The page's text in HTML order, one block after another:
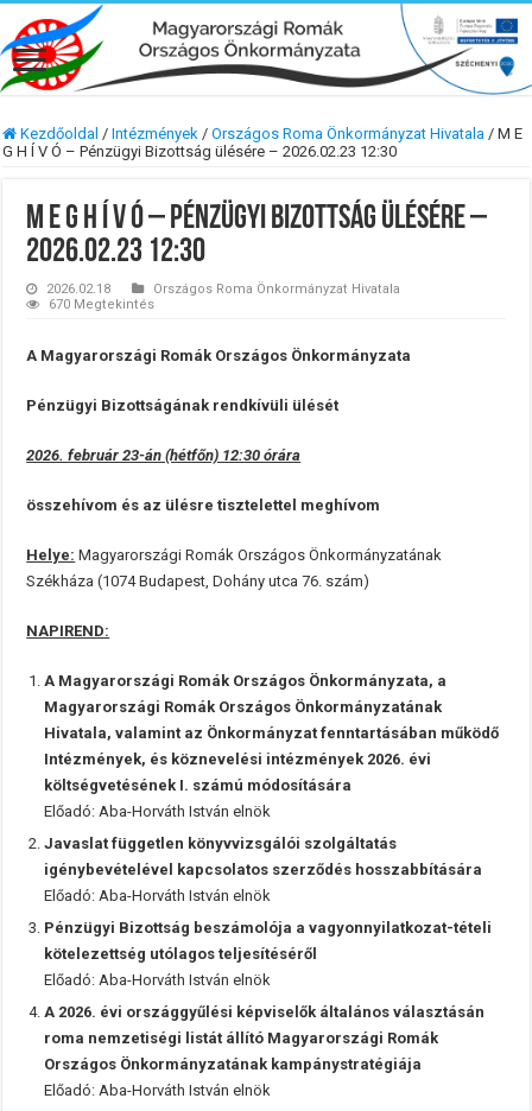
Kezdőoldal / Intézmények / Országos Roma Önkormányzat Hivatala / M E
G H Í V Ó – Pénzügyi Bizottság ülésére – 2026.02.23 12:30
M E G H Í V Ó – Pénzügyi Bizottság ülésére –
2026.02.23 12:30
2026.02.18
Országos Roma Önkormányzat Hivatala
670 Megtekintés
A Magyarországi Romák Országos Önkormányzata
Pénzügyi Bizottságának rendkívüli ülését
2026. február 23-án (hétfőn) 12:30 órára
összehívom és az ülésre tisztelettel meghívom
Helye: Magyarországi Romák Országos Önkormányzatának
Székháza (1074 Budapest, Dohány utca 76. szám)
NAPIREND:
A Magyarországi Romák Országos Önkormányzata, a
Magyarországi Romák Országos Önkormányzatának
Hivatala, valamint az Önkormányzat fenntartásában működő
Intézmények, és köznevelési intézmények 2026. évi
költségvetésének I. számú módosítására
Előadó: Aba-Horváth István elnök
Javaslat független könyvvizsgálói szolgáltatás
igénybevételével kapcsolatos szerződés hosszabbítására
Előadó: Aba-Horváth István elnök
Pénzügyi Bizottság beszámolója a vagyonnyilatkozat-tételi
kötelezettség utólagos teljesítéséről
Előadó: Aba-Horváth István elnök
A 2026. évi országgyűlési képviselők általános választásán
roma nemzetiségi listát állító Magyarországi Romák
Országos Önkormányzatának kampánystratégiája
Előadó: Aba-Horváth István elnök